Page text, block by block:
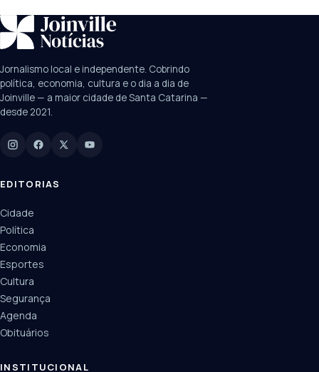
SUGESTÕES: JEC
Câmara
UPA Sul
Manchetes, colunistas e editorias do JN
Jornalismo local e independente. Cobrindo
política, economia, cultura e o dia a dia de
Joinville — a maior cidade de Santa Catarina —
desde 2021.
EDITORIAS
Cidade
Política
Economia
Esportes
Cultura
Segurança
Agenda
Obituários
INSTITUCIONAL